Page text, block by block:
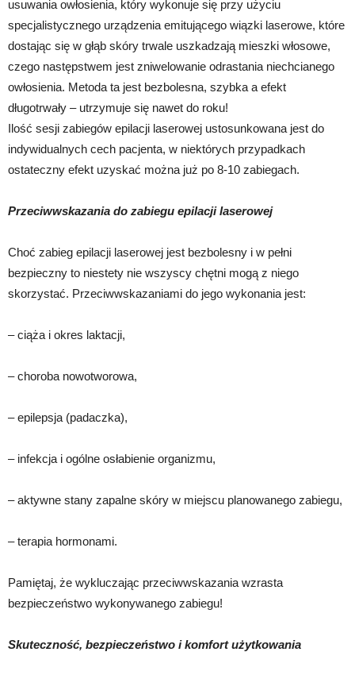
usuwania owłosienia, który wykonuje się przy użyciu
specjalistycznego urządzenia emitującego wiązki laserowe, które
dostając się w głąb skóry trwale uszkadzają mieszki włosowe,
czego następstwem jest zniwelowanie odrastania niechcianego
owłosienia. Metoda ta jest bezbolesna, szybka a efekt
długotrwały – utrzymuje się nawet do roku!
Ilość sesji zabiegów epilacji laserowej ustosunkowana jest do
indywidualnych cech pacjenta, w niektórych przypadkach
ostateczny efekt uzyskać można już po 8-10 zabiegach.
Przeciwwskazania do zabiegu epilacji laserowej
Choć zabieg epilacji laserowej jest bezbolesny i w pełni
bezpieczny to niestety nie wszyscy chętni mogą z niego
skorzystać. Przeciwwskazaniami do jego wykonania jest:
– ciąża i okres laktacji,
– choroba nowotworowa,
– epilepsja (padaczka),
– infekcja i ogólne osłabienie organizmu,
– aktywne stany zapalne skóry w miejscu planowanego zabiegu,
– terapia hormonami.
Pamiętaj, że wykluczając przeciwwskazania wzrasta
bezpieczeństwo wykonywanego zabiegu!
Skuteczność, bezpieczeństwo i komfort użytkowania